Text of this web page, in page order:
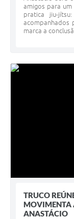
amigos para
pratica jiu-
acompanhados
marca a
TRUCO
MOVIMENTA
ANASTÁCIO